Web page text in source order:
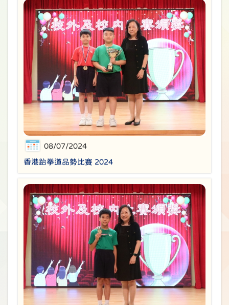
08/07/2024
香港跆拳道品勢比賽 2024